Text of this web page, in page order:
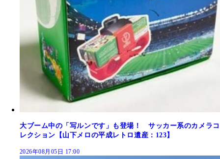
大ブーム中の「写ルンです」も登場！ サッカー系のカメラコ
レクション【山下メロの平成レトロ遺産：123】
2026年08月05日 17:00